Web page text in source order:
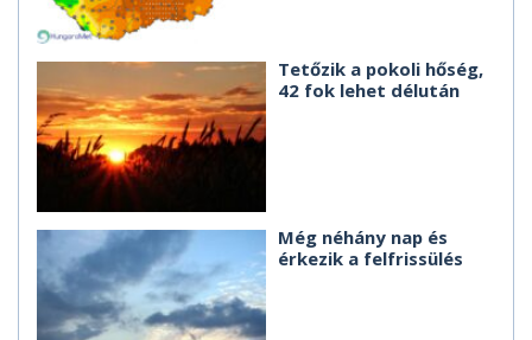
Tetőzik a pokoli hőség,
42 fok lehet délután
Még néhány nap és
érkezik a felfrissülés